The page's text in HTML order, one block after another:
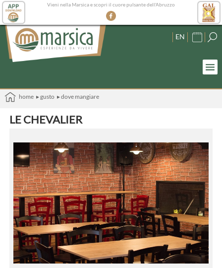
Vieni nella Marsica e scopri il cuore pulsante dell'Abruzzo
EN
home ▸ gusto ▸ dove mangiare
LE CHEVALIER